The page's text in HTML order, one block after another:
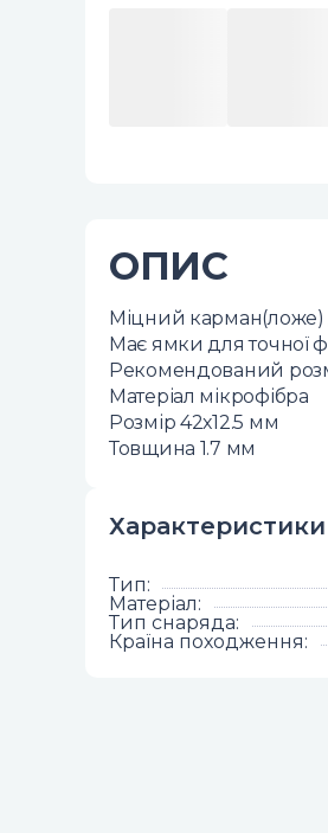
ОПИС
Міцний карман(ложе)
Має ямки для точної
Рекомендований
Матеріал мікрофібра
Розмір 42х12.5 мм
Товщина 1.7 мм
Характеристики
Тип:
Матеріал:
Тип снаряда:
Країна походження: